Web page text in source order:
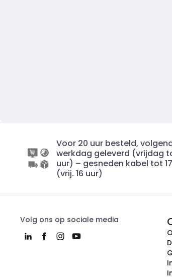
Voor 20 uur besteld,
werkdag geleverd (vrijdag
uur) – gesneden kabel tot
(vrij. 16 uur)
Volg ons op sociale media